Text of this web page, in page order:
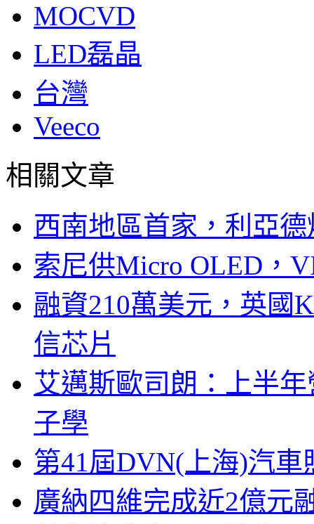
MOCVD
LED磊晶
台灣
Veeco
相關文章
西南地區首家，利亞
索尼供Micro OLED，
融資210萬美元，英國
信芯片
艾邁斯歐司朗：上半
子學
第41屆DVN(上海)汽
廣納四維完成近2億元